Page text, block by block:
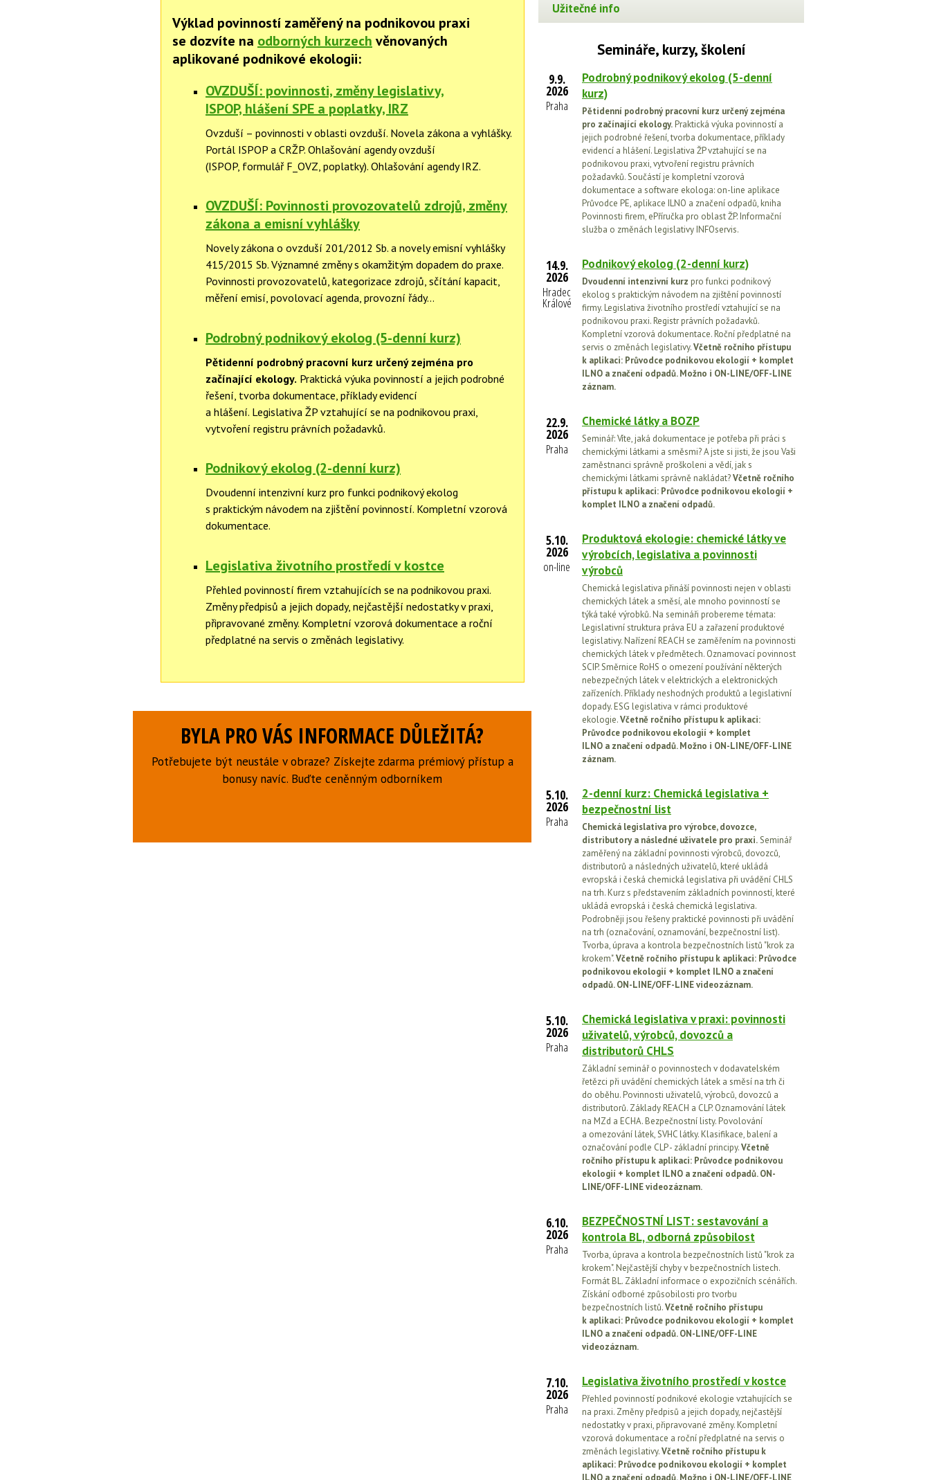
Výklad povinností zaměřený na podnikovou praxi
se dozvíte na odborných kurzech věnovaných
aplikované podnikové ekologii:
OVZDUŠÍ: povinnosti, změny legislativy,
ISPOP, hlášení SPE a poplatky, IRZ
Ovzduší – povinnosti v oblasti ovzduší. Novela zákona a vyhlášky.
Portál ISPOP a CRŽP. Ohlašování agendy ovzduší
(ISPOP, formulář F_OVZ, poplatky). Ohlašování agendy IRZ.
OVZDUŠÍ: Povinnosti provozovatelů zdrojů, změny
zákona a emisní vyhlášky
Novely zákona o ovzduší 201/2012 Sb. a novely emisní vyhlášky
415/2015 Sb. Významné změny s okamžitým dopadem do praxe.
Povinnosti provozovatelů, kategorizace zdrojů, sčítání kapacit,
měření emisí, povolovací agenda, provozní řády...
Podrobný podnikový ekolog (5-denní kurz)
Pětidenní podrobný pracovní kurz určený zejména pro
začínající ekology. Praktická výuka povinností a jejich podrobné
řešení, tvorba dokumentace, příklady evidencí
a hlášení. Legislativa ŽP vztahující se na podnikovou praxi,
vytvoření registru právních požadavků.
Podnikový ekolog (2-denní kurz)
Dvoudenní intenzivní kurz pro funkci podnikový ekolog
s praktickým návodem na zjištění povinností. Kompletní vzorová
dokumentace.
Legislativa životního prostředí v kostce
Přehled povinností firem vztahujících se na podnikovou praxi.
Změny předpisů a jejich dopady, nejčastější nedostatky v praxi,
připravované změny. Kompletní vzorová dokumentace a roční
předplatné na servis o změnách legislativy.
BYLA PRO VÁS INFORMACE DŮLEŽITÁ?
Potřebujete být neustále v obraze? Získejte zdarma prémiový přístup a
bonusy navíc. Buďte ceněnným odborníkem
Užitečné info
Semináře, kurzy, školení
9.9.
2026
Praha
Podrobný podnikový ekolog (5-denní
kurz)
Pětidenní podrobný pracovní kurz určený zejména
pro začínající ekology. Praktická výuka povinností a
jejich podrobné řešení, tvorba dokumentace, příklady
evidencí a hlášení. Legislativa ŽP vztahující se na
podnikovou praxi, vytvoření registru právních
požadavků. Součástí je kompletní vzorová
dokumentace a software ekologa: on-line aplikace
Průvodce PE, aplikace ILNO a značení odpadů, kniha
Povinnosti firem, ePříručka pro oblast ŽP. Informační
služba o změnách legislativy INFOservis.
14.9.
2026
Hradec
Králové
Podnikový ekolog (2-denní kurz)
Dvoudenní intenzivní kurz pro funkci podnikový
ekolog s praktickým návodem na zjištění povinností
firmy. Legislativa životního prostředí vztahující se na
podnikovou praxi. Registr právních požadavků.
Kompletní vzorová dokumentace. Roční předplatné na
servis o změnách legislativy.Včetně ročního přístupu
k aplikaci: Průvodce podnikovou ekologií + komplet
ILNO a značení odpadů. Možno i ON-LINE/OFF-LINE
záznam.
22.9.
2026
Praha
Chemické látky a BOZP
Seminář: Víte, jaká dokumentace je potřeba při práci s
chemickými látkami a směsmi? A jste si jisti, že jsou Vaši
zaměstnanci správně proškoleni a vědí, jak s
chemickými látkami správně nakládat?Včetně ročního
přístupu k aplikaci: Průvodce podnikovou ekologií +
komplet ILNO a značení odpadů.
5.10.
2026
on-line
Produktová ekologie: chemické látky ve
výrobcích, legislativa a povinnosti
výrobců
Chemická legislativa přináší povinnosti nejen v oblasti
chemických látek a směsí, ale mnoho povinností se
týká také výrobků. Na semináři probereme témata:
Legislativní struktura práva EU a zařazení produktové
legislativy. Nařízení REACH se zaměřením na povinnosti
chemických látek v předmětech. Oznamovací povinnost
SCIP. Směrnice RoHS o omezení používání některých
nebezpečných látek v elektrických a elektronických
zařízeních. Příklady neshodných produktů a legislativní
dopady. ESG legislativa v rámci produktové
ekologie.Včetně ročního přístupu k aplikaci:
Průvodce podnikovou ekologií + komplet
ILNO a značení odpadů. Možno i ON-LINE/OFF-LINE
záznam.
5.10.
2026
Praha
2-denní kurz: Chemická legislativa +
bezpečnostní list
Chemická legislativa pro výrobce, dovozce,
distributory a následné uživatele pro praxi.Seminář
zaměřený na základní povinnosti výrobců, dovozců,
distributorů a následných uživatelů, které ukládá
evropská i česká chemická legislativa při uvádění CHLS
na trh. Kurz s představením základních povinností, které
ukládá evropská i česká chemická legislativa.
Podrobněji jsou řešeny praktické povinnosti při uvádění
na trh (označování, oznamování, bezpečnostní list).
Tvorba, úprava a kontrola bezpečnostních listů "krok za
krokem".Včetně ročního přístupu k aplikaci: Průvodce
podnikovou ekologií + komplet ILNO a značení
odpadů. ON-LINE/OFF-LINE videozáznam.
5.10.
2026
Praha
Chemická legislativa v praxi: povinnosti
uživatelů, výrobců, dovozců a
distributorů CHLS
Základní seminář o povinnostech v dodavatelském
řetězci při uvádění chemických látek a směsí na trh či
do oběhu. Povinnosti uživatelů, výrobců, dovozců a
distributorů. Základy REACH a CLP. Oznamování látek
na MZd a ECHA. Bezpečnostní listy. Povolování
a omezování látek, SVHC látky. Klasifikace, balení a
označování podle CLP - základní principy.Včetně
ročního přístupu k aplikaci: Průvodce podnikovou
ekologií + komplet ILNO a značení odpadů. ON-
LINE/OFF-LINE videozáznam.
6.10.
2026
Praha
BEZPEČNOSTNÍ LIST: sestavování a
kontrola BL, odborná způsobilost
Tvorba, úprava a kontrola bezpečnostních listů "krok za
krokem". Nejčastější chyby v bezpečnostních listech.
Formát BL. Základní informace o expozičních scénářích.
Získání odborné způsobilosti pro tvorbu
bezpečnostních listů.Včetně ročního přístupu
k aplikaci: Průvodce podnikovou ekologií + komplet
ILNO a značení odpadů. ON-LINE/OFF-LINE
videozáznam.
7.10.
2026
Praha
Legislativa životního prostředí v kostce
Přehled povinností podnikové ekologie vztahujících se
na praxi. Změny předpisů a jejich dopady, nejčastější
nedostatky v praxi, připravované změny. Kompletní
vzorová dokumentace a roční předplatné na servis o
změnách legislativy.Včetně ročního přístupu k
aplikaci: Průvodce podnikovou ekologií + komplet
ILNO a značení odpadů. Možno i ON-LINE/OFF-LINE